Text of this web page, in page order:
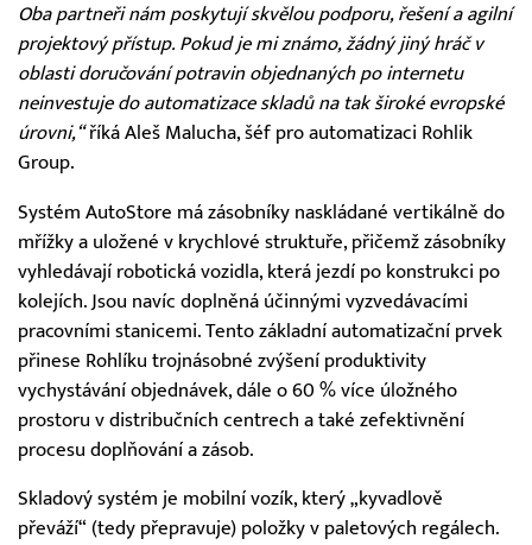
Oba partneři nám poskytují skvělou podporu, řešení a agilní
projektový přístup. Pokud je mi známo, žádný jiný hráč v
oblasti doručování potravin objednaných po internetu
neinvestuje do automatizace skladů na tak široké evropské
úrovni,“říká Aleš Malucha, šéf pro automatizaci Rohlik
Group.
Systém AutoStore má zásobníky naskládané vertikálně do
mřížky a uložené v krychlové struktuře, přičemž zásobníky
vyhledávají robotická vozidla, která jezdí po konstrukci po
kolejích. Jsou navíc doplněná účinnými vyzvedávacími
pracovními stanicemi. Tento základní automatizační prvek
přinese Rohlíku trojnásobné zvýšení produktivity
vychystávání objednávek, dále o 60 % více úložného
prostoru v distribučních centrech a také zefektivnění
procesu doplňování a zásob.
Skladový systém je mobilní vozík, který „kyvadlově
převáží“ (tedy přepravuje) položky v paletových regálech.